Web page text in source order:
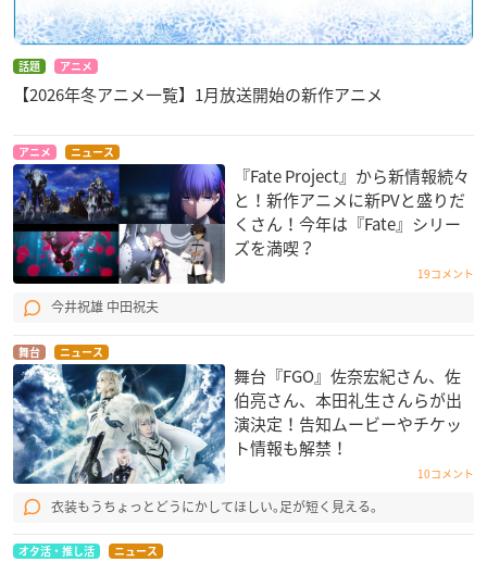
話題 アニメ
【2026年冬アニメ一覧】1月放送開始の新作アニメ
アニメ ニュース
『Fate Project』から新情報続々
と！新作アニメに新PVと盛りだ
くさん！今年は『Fate』シリー
ズを満喫？
19コメント
今井祝雄 中田祝夫
舞台 ニュース
舞台『FGO』佐奈宏紀さん、佐
伯亮さん、本田礼生さんらが出
演決定！告知ムービーやチケッ
ト情報も解禁！
10コメント
衣装もうちょっとどうにかしてほしい｡足が短く見える｡
オタ活・推し活 ニュース